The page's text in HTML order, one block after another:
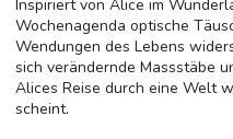
Inspiriert von Alice im
Wochenagenda optische
Wendungen des Lebens
sich verändernde Massstäbe
Alices Reise durch eine Welt
scheint.